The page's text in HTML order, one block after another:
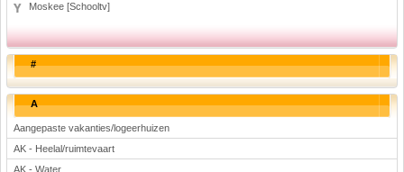
Moskee [Schooltv]
#
A
Aangepaste vakanties/logeerhuizen
AK - Heelal/ruimtevaart
AK - Water